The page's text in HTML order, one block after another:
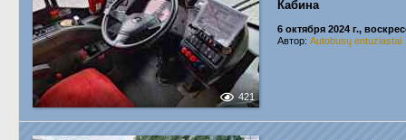
421
Кабина
6 октября 2024 г.,
Автор: Autobusų entuziastai